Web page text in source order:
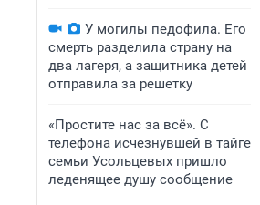
У могилы педофила. Его
смерть разделила страну на
два лагеря, а защитника детей
отправила за решетку
«Простите нас за всё». С
телефона исчезнувшей в тайге
семьи Усольцевых пришло
леденящее душу сообщение